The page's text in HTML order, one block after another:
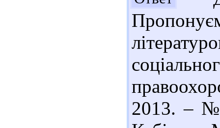
2013. – №